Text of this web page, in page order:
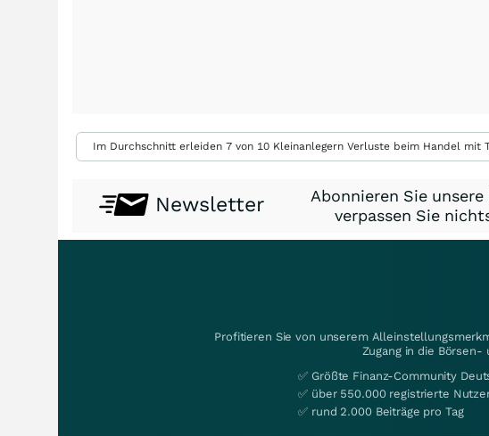
Im Durchschnitt erleiden 7 von 10 Kleinanlegern Verluste beim Handel
Newsletter
Abonnieren Sie
verpassen Sie
Profitieren Sie von unserem
Zugang in die
✅ Größte Finanz-Community
✅ über 550.000 registrierte
✅ rund 2.000 Beiträge pro Tag